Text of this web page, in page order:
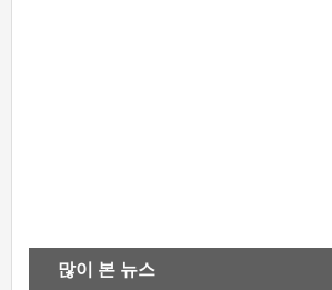
많이 본 뉴스